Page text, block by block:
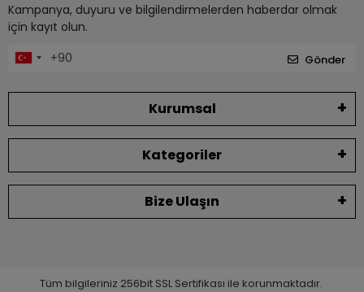
Kampanya, duyuru ve bilgilendirmelerden haberdar olmak
için kayıt olun.
Gönder
Kurumsal
Kategoriler
Bize Ulaşın
Tüm bilgileriniz 256bit SSL Sertifikası ile korunmaktadır.